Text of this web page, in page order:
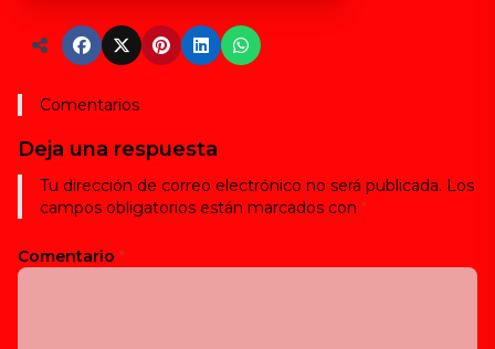
Comentarios
Deja una respuesta
Tu dirección de correo electrónico no será publicada. Los
campos obligatorios están marcados con *
Comentario *